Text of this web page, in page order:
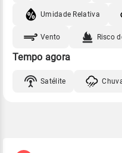
Umidade Relativa
Vento Risco
Tempo agora
Satélite